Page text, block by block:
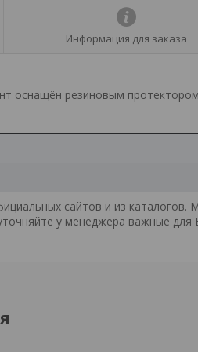
Информация для заказа
оснащён резиновым
сайтов и из каталогов.
у менеджера важные для